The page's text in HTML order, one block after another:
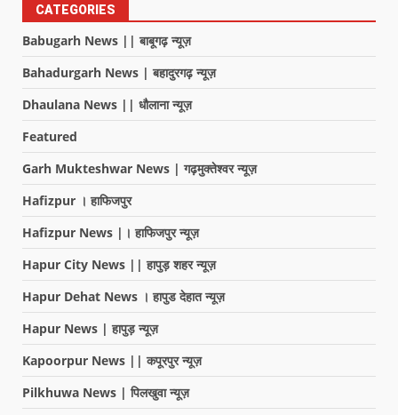
CATEGORIES
Babugarh News || बाबूगढ़ न्यूज़
Bahadurgarh News | बहादुरगढ़ न्यूज़
Dhaulana News || धौलाना न्यूज़
Featured
Garh Mukteshwar News | गढ़मुक्तेश्वर न्यूज़
Hafizpur । हाफिजपुर
Hafizpur News |। हाफिजपुर न्यूज़
Hapur City News || हापुड़ शहर न्यूज़
Hapur Dehat News । हापुड देहात न्यूज़
Hapur News | हापुड़ न्यूज़
Kapoorpur News || कपूरपुर न्यूज़
Pilkhuwa News | पिलखुवा न्यूज़